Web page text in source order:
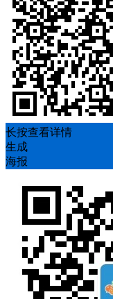
长按查看详情
生成
海报